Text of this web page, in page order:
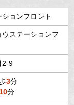
ョンフロント
ステーションフ
2-9
3分
分